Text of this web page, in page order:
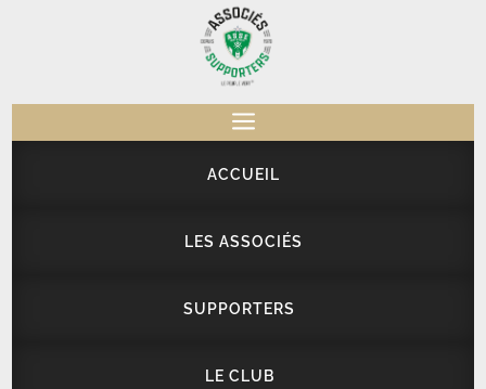
a
ACCUEIL
LES ASSOCIÉS
SUPPORTERS
LE CLUB